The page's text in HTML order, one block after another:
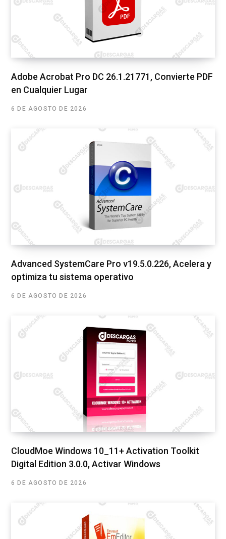
Adobe Acrobat Pro DC 26.1.21771, Convierte PDF
en Cualquier Lugar
6 DE AGOSTO DE 2026
Advanced SystemCare Pro v19.5.0.226, Acelera y
optimiza tu sistema operativo
6 DE AGOSTO DE 2026
CloudMoe Windows 10_11+ Activation Toolkit
Digital Edition 3.0.0, Activar Windows
6 DE AGOSTO DE 2026